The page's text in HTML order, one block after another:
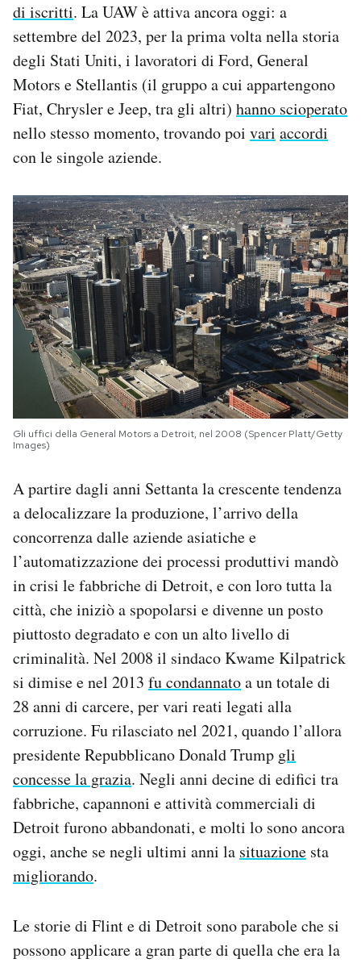
di iscritti. La UAW è attiva ancora oggi: a
settembre del 2023, per la prima volta nella storia
degli Stati Uniti, i lavoratori di Ford, General
Motors e Stellantis (il gruppo a cui appartengono
Fiat, Chrysler e Jeep, tra gli altri) hanno scioperato
nello stesso momento, trovando poi vari accordi
con le singole aziende.
Gli uffici della General Motors a Detroit, nel 2008 (Spencer Platt/Getty
Images)
A partire dagli anni Settanta la crescente tendenza
a delocalizzare la produzione, l’arrivo della
concorrenza dalle aziende asiatiche e
l’automatizzazione dei processi produttivi mandò
in crisi le fabbriche di Detroit, e con loro tutta la
città, che iniziò a spopolarsi e divenne un posto
piuttosto degradato e con un alto livello di
criminalità. Nel 2008 il sindaco Kwame Kilpatrick
si dimise e nel 2013 fu condannatoa un totale di
28 anni di carcere, per vari reati legati alla
corruzione. Fu rilasciato nel 2021, quando l’allora
presidente Repubblicano Donald Trump gli
concesse la grazia. Negli anni decine di edifici tra
fabbriche, capannoni e attività commerciali di
Detroit furono abbandonati, e molti lo sono ancora
oggi, anche se negli ultimi anni la situazione sta
migliorando.
Le storie di Flint e di Detroit sono parabole che si
possono applicare a gran parte di quella che era la